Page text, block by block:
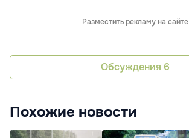
Разместить рекламу на сайте
Обсуждения 6
Похожие новости